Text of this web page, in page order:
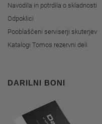
Navodila in potrdila o skladnosti
Odpoklici
Pooblaščeni serviserji skuterjev
Katalogi Tomos rezervni deli
DARILNI BONI